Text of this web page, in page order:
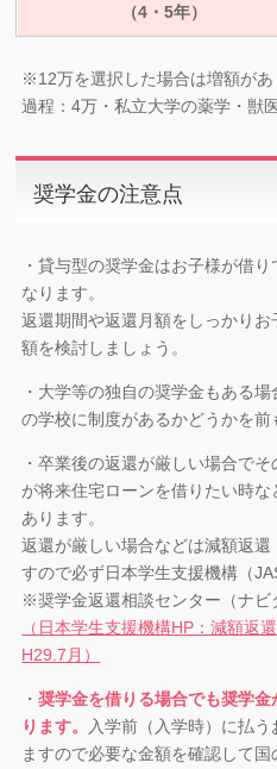
（4・5年）
※12万を選択した場合は増額が
過程：4万・私立大学の薬学・獣
奨学金の注意点
・貸与型の奨学金はお子様が借
なります。
返還期間や返還月額をしっかり
額を検討しましょう。
・大学等の独自の奨学金もある
の学校に制度があるかどうかを前
・卒業後の返還が厳しい場合で
が将来住宅ローンを借りたい時
あります。
返還が厳しい場合などは減額返
すので必ず日本学生支援機構（
※奨学金返還相談センター（ナビ
（日本学生支援機構HP：減額
H29.7月）
・奨学金を借りる場合でも奨学
ります。
入学前（入学時）に払
ますので必要な金額を確認して